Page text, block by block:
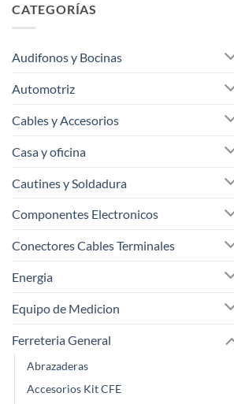
CATEGORÍAS
Audifonos y Bocinas
Automotriz
Cables y Accesorios
Casa y oficina
Cautines y Soldadura
Componentes Electronicos
Conectores Cables Terminales
Energia
Equipo de Medicion
Ferreteria General
Abrazaderas
Accesorios Kit CFE